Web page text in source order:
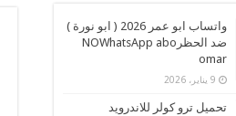
واتساب ابو عمر 2026 ( ابو نورة )
ضد الحظرNOWhatsApp abo
omar
9 يناير، 2026
تحميل ترو كولر للاندرويد